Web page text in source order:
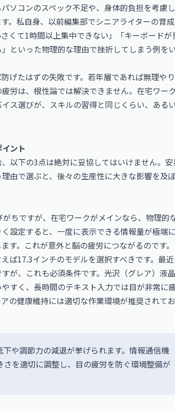
ソコンのスペック不足や、身体的負担を考慮
。私自身、以前編集部でシニアライターの育
くて1時間以上集中できない」「キーボードが
といった物理的な理由で挫折してしまう例を
げたはずの失敗です。若年層であれば無理や
労は、根性論では解決できません。在宅ワー
ス選びが、スキルの習得と同じくらい、ある
ント
以下の3点は絶対に妥協してはいけません。安
由で選ぶと、後々の生産性に大きな影響を及
ちですが、在宅ワークがメインなら、物理的
設定すると、一度に表示できる情報量が極端
す。これが意外と脳の疲労につながるのです。
ば17.3インチのモデルを選択すべきです。最
が、これも必須条件です。光沢（グレア）液
すく、長時間のテキスト入力では目が非常に
の健康維持には適切な作業環境が推奨されてお
や調節力の減退が挙げられます。情報通信機
を適切に調整し、目の疲労を防ぐ環境整備が